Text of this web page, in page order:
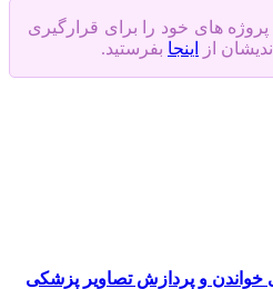
های خود را برای قرارگیری
ازاینجا بفرستید.
و پردازش تصاویر پزشکی